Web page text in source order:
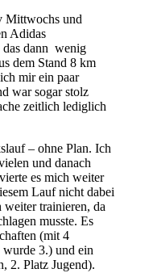
Mittwochs und
Adidas
das dann wenig
dem Stand 8 km
mir ein paar
war sogar stolz
zeitlich lediglich
– ohne Plan. Ich
und danach
es mich weiter
Lauf nicht dabei
weiter trainieren, da
musste. Es
(mit 4
3.) und ein
2. Platz Jugend).